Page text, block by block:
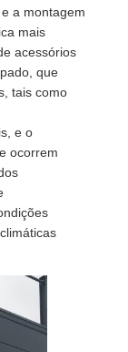
a montagem
mais
acessórios
que
tais como
e o
ocorrem